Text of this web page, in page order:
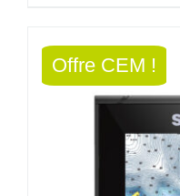
Offre CEM !